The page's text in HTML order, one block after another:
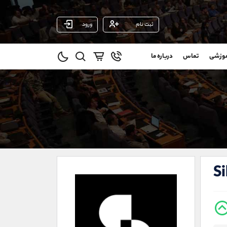
ثبت نام ورود
تماس درباره ما
(محسن یزدی)
09304891085
واتساپ شروع گفتگو
تلگرام @Armteam_admin_103
021-22021030
021-22021040
90001030
@alirezamehrabi_com
@alirezamehrabi_official